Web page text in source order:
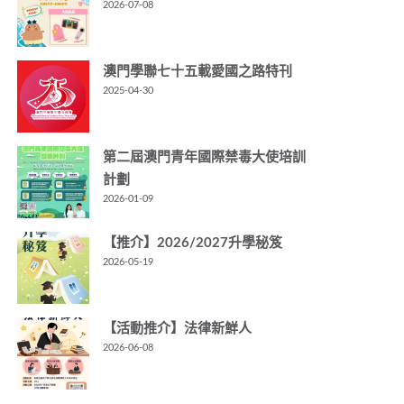
2026-07-08
澳門學聯七十五載愛國之路特刊
2025-04-30
第二屆澳門青年國際禁毒大使培訓
計劃
2026-01-09
【推介】2026/2027升學秘笈
2026-05-19
【活動推介】法律新鮮人
2026-06-08